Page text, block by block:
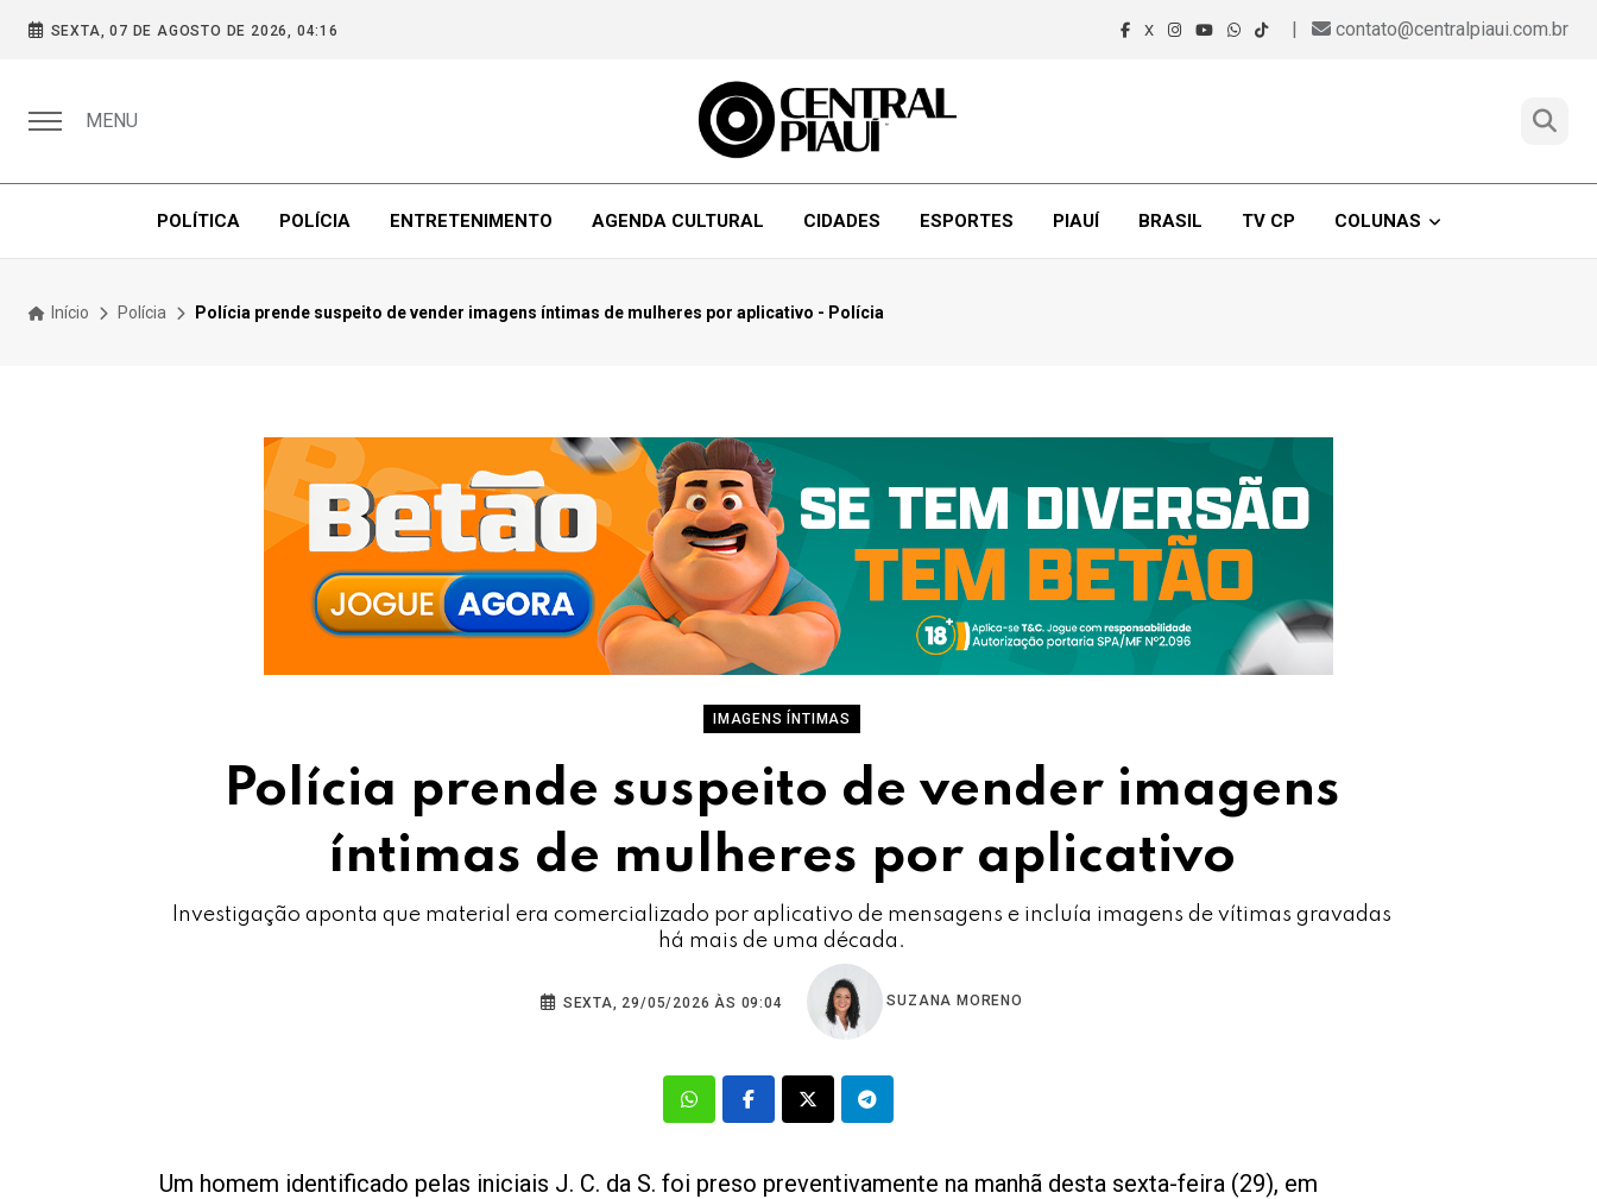
SEXTA, 07 DE AGOSTO DE 2026, 04:16 X | contato@centralpiaui.com.br
MENU
POLÍTICA POLÍCIA ENTRETENIMENTO AGENDA CULTURAL CIDADES ESPORTES PIAUÍ BRASIL TV CP COLUNAS
Início Polícia Polícia prende suspeito de vender imagens íntimas de mulheres por aplicativo - Polícia
IMAGENS ÍNTIMAS
Polícia prende suspeito de vender imagens
íntimas de mulheres por aplicativo
Investigação aponta que material era comercializado por aplicativo de mensagens e incluía imagens de vítimas gravadas
há mais de uma década.
SEXTA, 29/05/2026 ÀS 09:04 SUZANA MORENO
Um homem identificado pelas iniciais J. C. da S. foi preso preventivamente na manhã desta sexta-feira (29), em